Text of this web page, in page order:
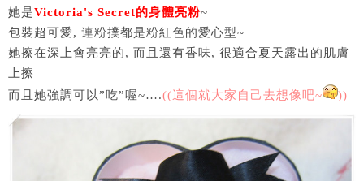
她是Victoria's Secret的身體亮粉~
包裝超可愛, 連粉撲都是粉紅色的愛心型~
她擦在深上會亮亮的, 而且還有香味, 很適合夏天露出的肌膚
上擦
而且她強調可以”吃”喔~….((這個就大家自己去想像吧~ ))